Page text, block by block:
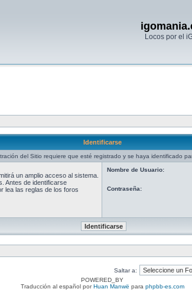
Locos por el
Identificarse
del Sitio requiere que esté registrado y se haya identificado
un amplio acceso al sistema.
Antes de identificarse
lea las reglas de los foros
Nombre de Usuario:
Contraseña:
Saltar a:
POWERED_BY
Traducción al español porHuan Manwë para phpbb-es.com